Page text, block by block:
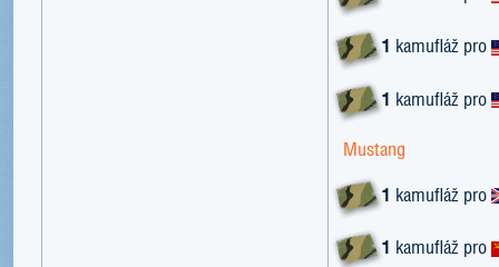
1 kamufláž pro
1 kamufláž pro
Mustang
1 kamufláž pro
1 kamufláž pro